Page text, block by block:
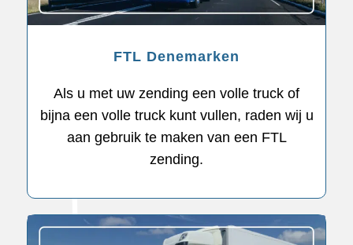
FTL Denemarken
Als u met uw zending een volle truck of
bijna een volle truck kunt vullen, raden wij u
aan gebruik te maken van een FTL
zending.